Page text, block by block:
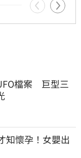
電話晚點接沒
再也無法挽
檔案　巨型三
知懷孕！女嬰出